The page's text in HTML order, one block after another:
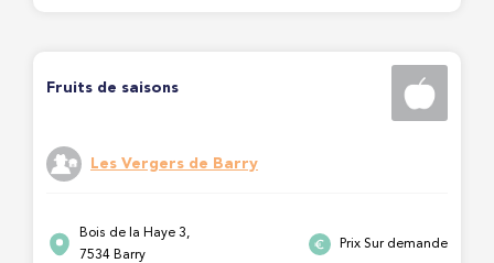
Fruits de saisons
Les Vergers de Barry
Bois de la Haye 3,
7534 Barry
Prix Sur demande